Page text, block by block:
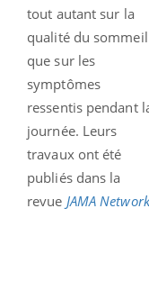
tout autant sur la
qualité du sommeil
que sur les
symptômes
ressentis pendant
journée. Leurs
travaux ont été
publiés dans la
revue JAMA